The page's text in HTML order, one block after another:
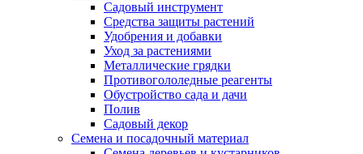
Садовый инструмент
Средства защиты растений
Удобрения и добавки
Уход за растениями
Металлические грядки
Противогололедные реагенты
Обустройство сада и дачи
Полив
Садовый декор
Семена и посадочный материал